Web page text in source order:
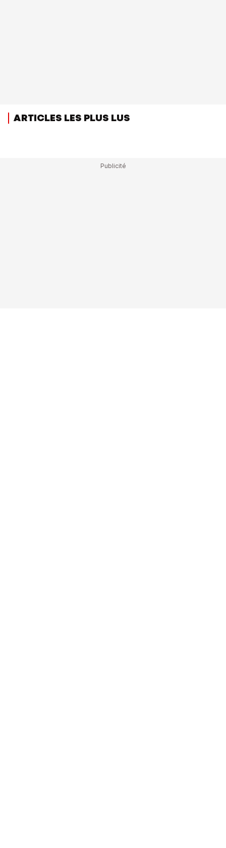
ARTICLES LES PLUS LUS